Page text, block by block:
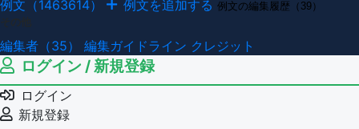
例文（1463614） 例文を追加する 例文の編集履歴（39）
編集者（35） 編集ガイドライン クレジット
ログイン / 新規登録
ログイン
新規登録